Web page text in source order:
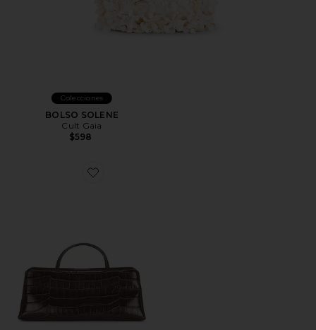
Colecciones
BOLSO SOLENE
Cult Gaia
$598
Favorite BOLSO CROC ÉCLAIR